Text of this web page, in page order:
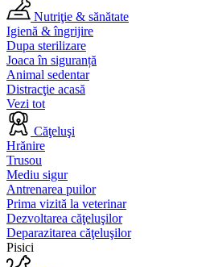
Nutriţie & sănătate
Igienă & îngrijire
Dupa sterilizare
Joaca în siguranță
Animal sedentar
Distracţie acasă
Vezi tot
Căţeluşi
Hrănire
Trusou
Mediu sigur
Antrenarea puilor
Prima vizită la veterinar
Dezvoltarea căţeluşilor
Deparazitarea căţeluşilor
Pisici